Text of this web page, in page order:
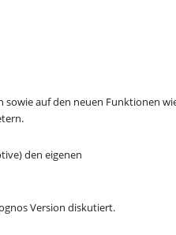
sowie auf den neuen Funktionen
den eigenen
Version diskutiert.